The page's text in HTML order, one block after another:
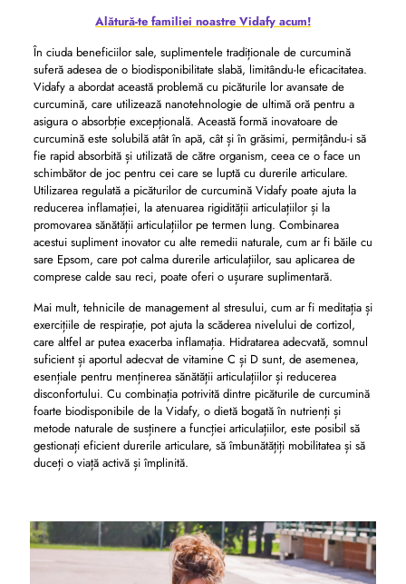
Alătură-te familiei noastre Vidafy acum!
În ciuda beneficiilor sale, suplimentele tradiționale de curcumină
suferă adesea de o biodisponibilitate slabă, limitându-le eficacitatea.
Vidafy a abordat această problemă cu picăturile lor avansate de
curcumină, care utilizează nanotehnologie de ultimă oră pentru a
asigura o absorbție excepțională. Această formă inovatoare de
curcumină este solubilă atât în ​​apă, cât și în grăsimi, permițându-i să
fie rapid absorbită și utilizată de către organism, ceea ce o face un
schimbător de joc pentru cei care se luptă cu durerile articulare.
Utilizarea regulată a picăturilor de curcumină Vidafy poate ajuta la
reducerea inflamației, la atenuarea rigidității articulațiilor și la
promovarea sănătății articulațiilor pe termen lung. Combinarea
acestui supliment inovator cu alte remedii naturale, cum ar fi băile cu
sare Epsom, care pot calma durerile articulațiilor, sau aplicarea de
comprese calde sau reci, poate oferi o ușurare suplimentară.
Mai mult, tehnicile de management al stresului, cum ar fi meditația și
exercițiile de respirație, pot ajuta la scăderea nivelului de cortizol,
care altfel ar putea exacerba inflamația. Hidratarea adecvată, somnul
suficient și aportul adecvat de vitamine C și D sunt, de asemenea,
esențiale pentru menținerea sănătății articulațiilor și reducerea
disconfortului. Cu combinația potrivită dintre picăturile de curcumină
foarte biodisponibile de la Vidafy, o dietă bogată în nutrienți și
metode naturale de susținere a funcției articulațiilor, este posibil să
gestionați eficient durerile articulare, să îmbunătățiți mobilitatea și să
duceți o viață activă și împlinită.